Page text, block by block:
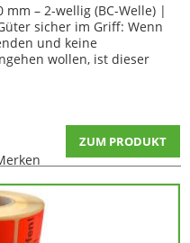
mm – 2-wellig (BC-Welle) |
sicher im Griff: Wenn
und keine
wollen, ist dieser
ZUM PRODUKT